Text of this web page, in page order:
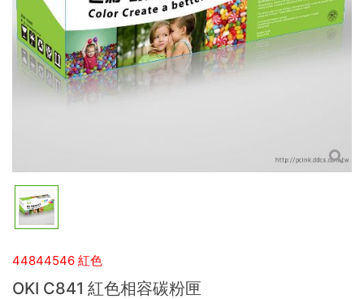
44844546 紅色
OKI C841 紅色相容碳粉匣